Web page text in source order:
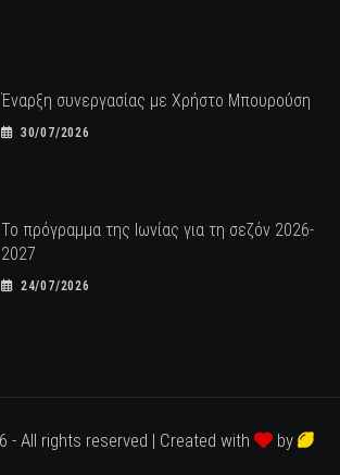
Έναρξη συνεργασίας με Χρήστο Μπουρούση
30/07/2026
Το πρόγραμμα της Ιωνίας για τη σεζόν 2026-
2027
24/07/2026
- All rights reserved | Created with
by